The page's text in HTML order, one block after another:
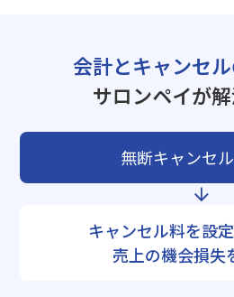
会計とキャンセル
サロンペイが
無断キャンセ
キャンセル料を設
売上の機会損失